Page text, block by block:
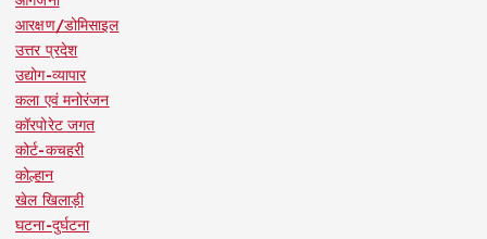
आरक्षण/डोमिसाइल
उत्तर प्रदेश
उद्योग-व्यापार
कला एवं मनोरंजन
कॉरपोरेट जगत
कोर्ट-कचहरी
कोल्हान
खेल खिलाड़ी
घटना-दुर्घटना